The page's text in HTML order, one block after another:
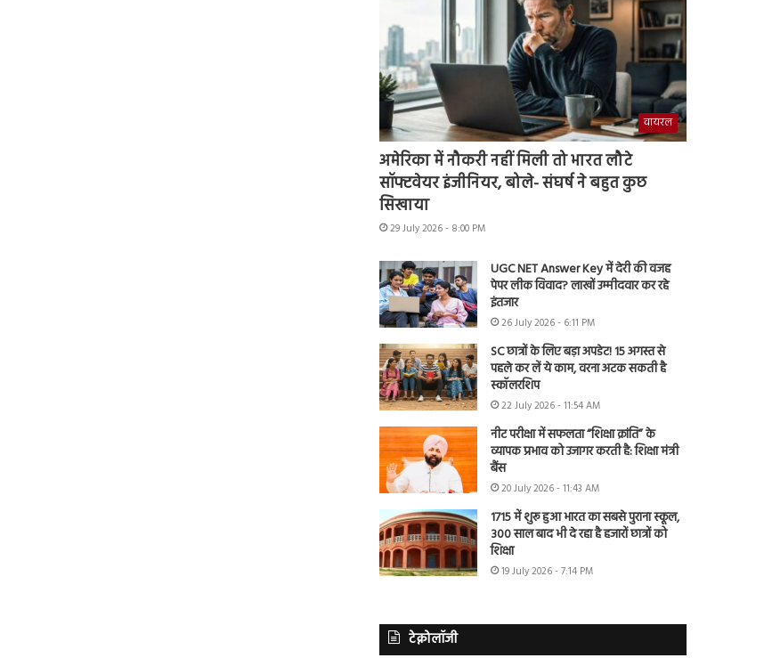
वायरल
अमेरिका में नौकरी नहीं मिली तो भारत लौटे
सॉफ्टवेयर इंजीनियर, बोले- संघर्ष ने बहुत कुछ
सिखाया
29 July 2026 - 8:00 PM
UGC NET Answer Key में देरी की वजह
पेपर लीक विवाद? लाखों उम्मीदवार कर रहे
इंतजार
26 July 2026 - 6:11 PM
SC छात्रों के लिए बड़ा अपडेट! 15 अगस्त से
पहले कर लें ये काम, वरना अटक सकती है
स्कॉलरशिप
22 July 2026 - 11:54 AM
नीट परीक्षा में सफलता “शिक्षा क्रांति” के
व्यापक प्रभाव को उजागर करती है: शिक्षा मंत्री
बैंस
20 July 2026 - 11:43 AM
1715 में शुरू हुआ भारत का सबसे पुराना स्कूल,
300 साल बाद भी दे रहा है हजारों छात्रों को
शिक्षा
19 July 2026 - 7:14 PM
टेक्नोलॉजी